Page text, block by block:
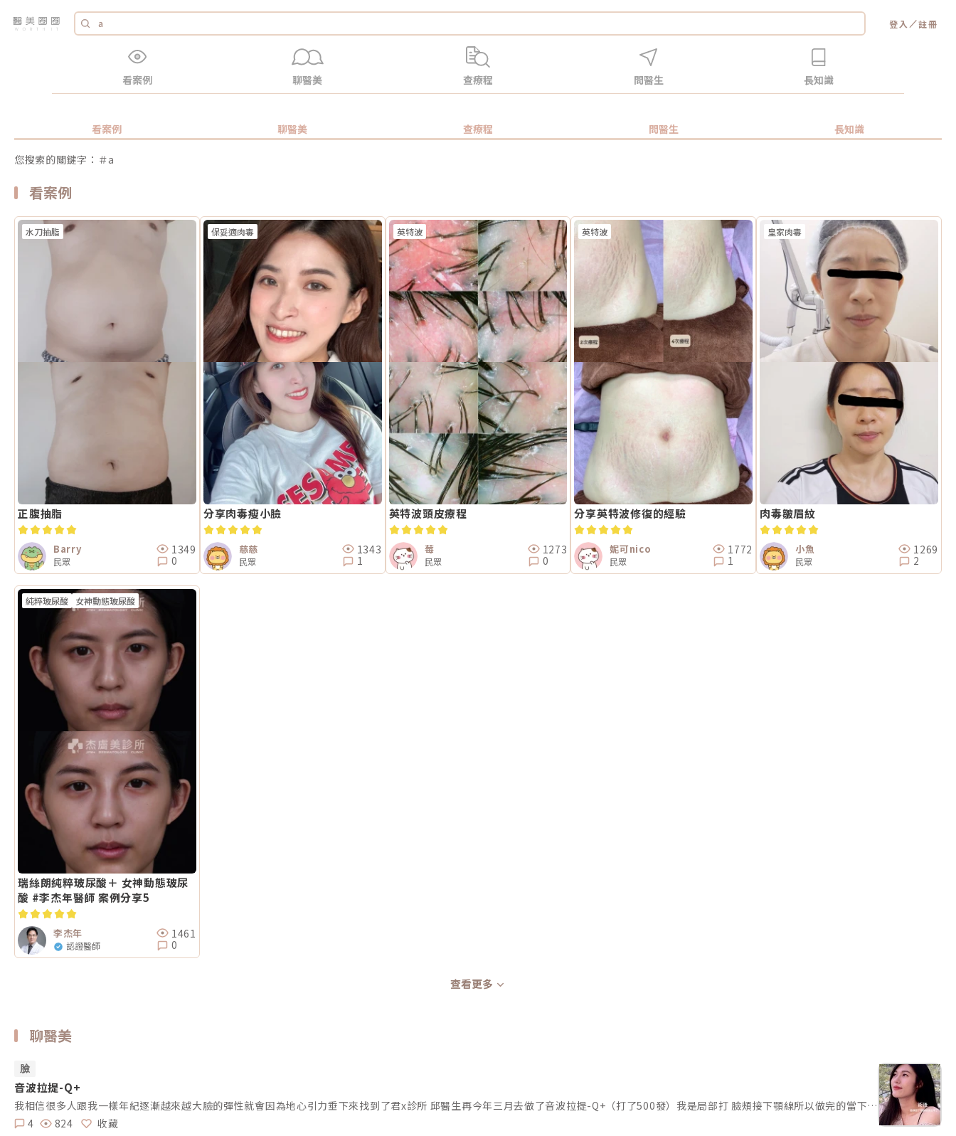
登入 ／註冊
看案例 聊醫美 查療程 問醫生 長知識
看案例 聊醫美 查療程 問醫生 長知識
您搜索的關鍵字：＃a
看案例
水刀抽脂
正腹抽脂
Barry
民眾
1349
0
純粹玻尿酸 女神動態玻尿酸
瑞絲朗純粹玻尿酸＋ 女神動態玻尿
酸 #李杰年醫師 案例分享5
李杰年
認證醫師
1461
0
保妥適肉毒
分享肉毒瘦小臉
慈慈
民眾
1343
1
英特波
英特波頭皮療程
莓
民眾
1273
0
英特波
分享英特波修復的經驗
妮可nico
民眾
1772
1
皇家肉毒
肉毒皺眉紋
小魚
民眾
1269
2
查看更多
聊醫美
臉
音波拉提-Q+
我相信很多人跟我一樣年紀逐漸越來越大臉的彈性就會因為地心引力垂下來找到了君x診所 邱醫生再今年三月去做了音波拉提-Q+（打了500發）我是局部打 臉頰接下顎線所以做完的當下我覺得就蠻有感的了整個皮膚都被拉提上去不得不說現在才發現音波真的是相見恨晚女生真的是要好好照顧自己的臉
4
824 收藏